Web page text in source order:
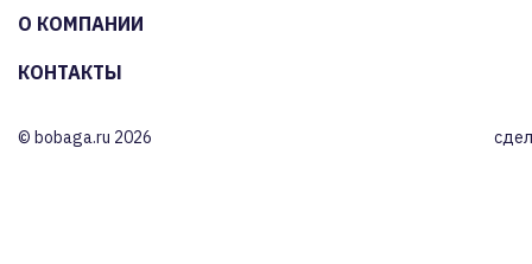
О КОМПАНИИ
КОНТАКТЫ
© bobaga.ru 2026